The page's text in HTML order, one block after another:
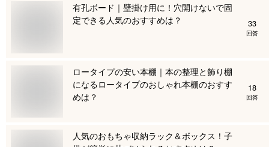
有孔ボード｜壁掛け用に！穴開けないで固
定できる人気のおすすめは？
33
回答
ロータイプの安い本棚｜本の整理と飾り棚
になるロータイプのおしゃれ本棚のおすす
めは？
18
回答
人気のおもちゃ収納ラック＆ボックス！子